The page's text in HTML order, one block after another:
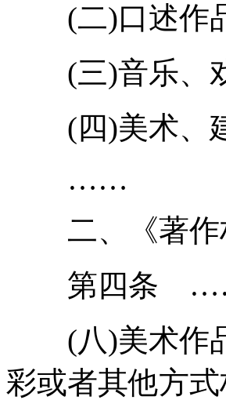
(二)口述作
(三)音乐、戏
(四)美术、
……
二、《著作
第四条
(八)美术作品
彩或者其他方